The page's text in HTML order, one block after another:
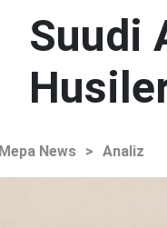
Suudi
Mepa News > Analiz